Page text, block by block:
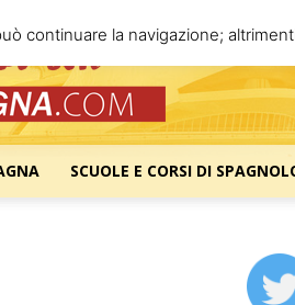
SCUOLE E CORSI DI
continuare la navigazione;